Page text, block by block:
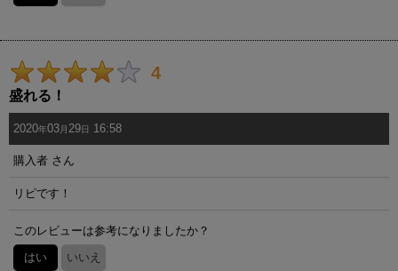
4
盛れる！
2020年03月 29日 16:58
購入者 さん
リピです！
このレビューは参考になりましたか？
はい いいえ